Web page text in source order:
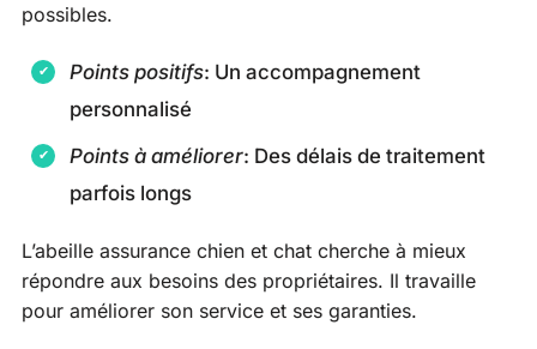
possibles.
Points positifs: Un accompagnement
personnalisé
Points à améliorer: Des délais de traitement
parfois longs
L’abeille assurance chien et chat cherche à mieux
répondre aux besoins des propriétaires. Il travaille
pour améliorer son service et ses garanties.